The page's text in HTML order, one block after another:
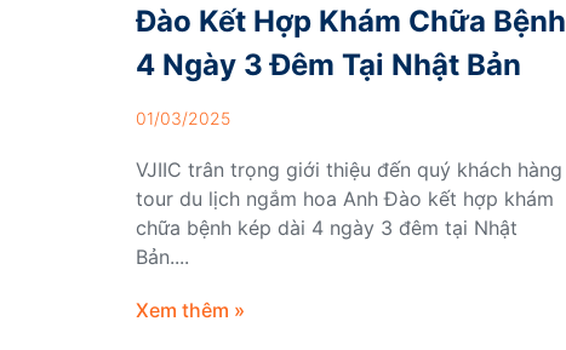
Đào Kết Hợp Khám Chữa Bệnh
4 Ngày 3 Đêm Tại Nhật Bản
01/03/2025
VJIIC trân trọng giới thiệu đến quý khách hàng
tour du lịch ngắm hoa Anh Đào kết hợp khám
chữa bệnh kép dài 4 ngày 3 đêm tại Nhật
Bản....
Xem thêm »